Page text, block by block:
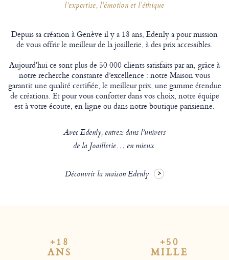
l’expertise, l’émotion et l’éthique
Depuis sa création à Genève il y a 18 ans, Edenly a pour mission
de vous offrir le meilleur de la joaillerie, à des prix accessibles.
Aujourd'hui ce sont plus de 50 000 clients satisfaits par an, grâce à
notre recherche constante d’excellence : notre Maison vous
garantit une qualité certifiée, le meilleur prix, une gamme étendue
de créations. Et pour vous conforter dans vos choix, notre équipe
est à votre écoute, en ligne ou dans notre boutique parisienne.
Avec Edenly, entrez dans l’univers
de la Joaillerie… en mieux.
Découvrir la maison Edenly
+18
ANS
+50
MILLE